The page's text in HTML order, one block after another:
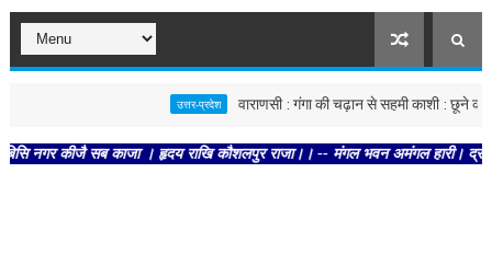
वाराणसी : गंगा की चढ़ान से सहमी काशी : छूने को बेताब
सब काजा । हृदय राखि कौशलपुर राजा।। -- मंगल भवन अमंगल हारी। द्रवहु सुदसरथ